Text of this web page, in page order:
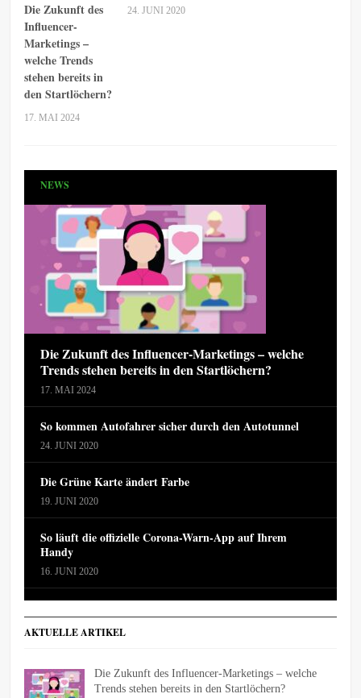
Die Zukunft des
Influencer-
Marketings –
welche Trends
stehen bereits in
den Startlöchern?
17. MAI 2024
24. JUNI 2020
NEWS
Die Zukunft des Influencer-Marketings – welche
Trends stehen bereits in den Startlöchern?
17. MAI 2024
So kommen Autofahrer sicher durch den Autotunnel
24. JUNI 2020
Die Grüne Karte ändert Farbe
19. JUNI 2020
So läuft die offizielle Corona-Warn-App auf Ihrem
Handy
16. JUNI 2020
AKTUELLE ARTIKEL
Die Zukunft des Influencer-Marketings – welche
Trends stehen bereits in den Startlöchern?